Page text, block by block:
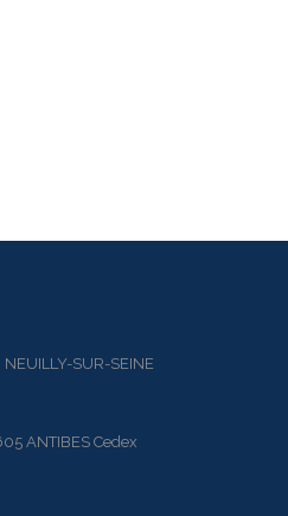
SUR-SEINE
ANTIBES Cedex